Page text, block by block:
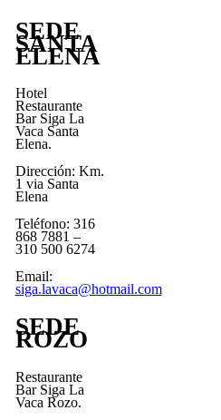
SEDE
SANTA
ELENA
Hotel
Restaurante
Bar Siga La
Vaca Santa
Elena.
Dirección: Km.
1 via Santa
Elena
Teléfono: 316
868 7881 –
310 500 6274
Email:
siga.lavaca@hotmail.com
SEDE
ROZO
Restaurante
Bar Siga La
Vaca Rozo.